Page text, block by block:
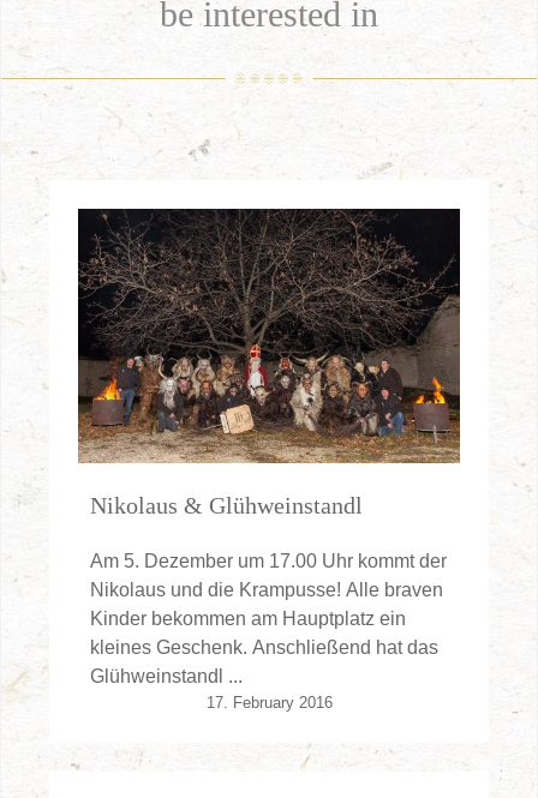
be interested in
Nikolaus & Glühweinstandl
Am 5. Dezember um 17.00 Uhr kommt der
Nikolaus und die Krampusse! Alle braven
Kinder bekommen am Hauptplatz ein
kleines Geschenk. Anschließend hat das
Glühweinstandl ...
17. February 2016